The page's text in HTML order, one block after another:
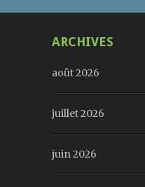
ARCHIVES
août 2026
juillet 2026
juin 2026